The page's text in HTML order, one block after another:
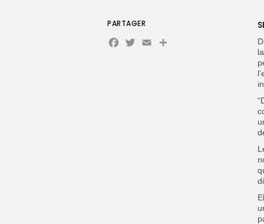
PARTAGER
Facebook
Twitter
Email